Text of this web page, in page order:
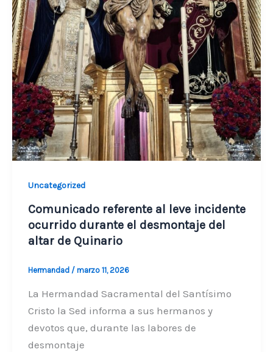
Uncategorized
Comunicado referente al leve incidente
ocurrido durante el desmontaje del
altar de Quinario
Hermandad / marzo 11, 2026
La Hermandad Sacramental del Santísimo
Cristo la Sed informa a sus hermanos y
devotos que, durante las labores de
desmontaje